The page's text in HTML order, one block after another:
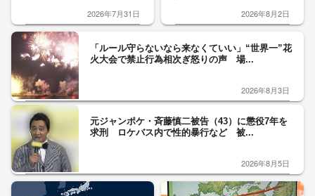
2026年7月31日 2026年8月2日
「ルール守らないなら来なくていい」“世界一”花
火大会で禁止行為相次ぎ怒りの声 場...
2026年8月3日
元ジャンポケ・斉藤慎二被告（43）に懲役7年を
求刑 ロケバス内で性的暴行など 被...
2026年8月5日